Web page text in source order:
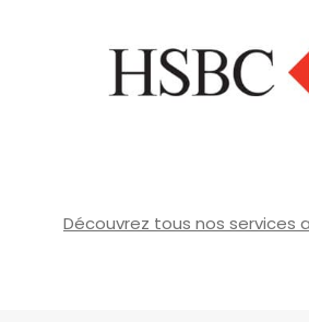
Découvrez tous nos services